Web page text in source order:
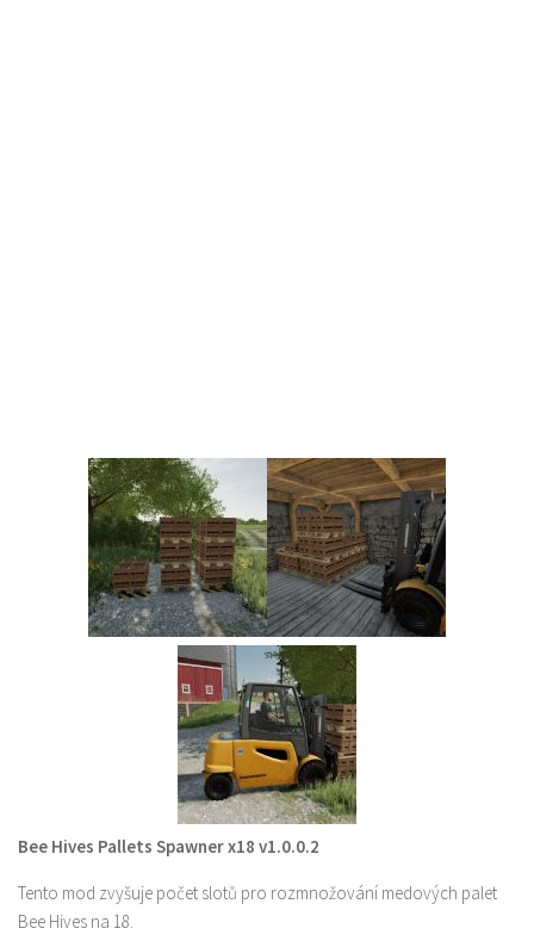
Bee Hives Pallets Spawner x18 v1.0.0.2
Tento mod zvyšuje počet slotů pro rozmnožování medových palet
Bee Hives na 18.